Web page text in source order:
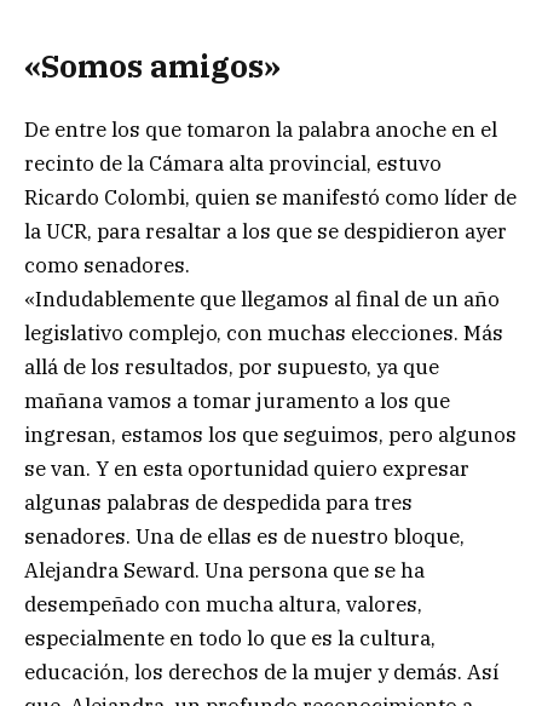
«Somos amigos»
De entre los que tomaron la palabra anoche en el
recinto de la Cámara alta provincial, estuvo
Ricardo Colombi, quien se manifestó como líder de
la UCR, para resaltar a los que se despidieron ayer
como senadores.
«Indudablemente que llegamos al final de un año
legislativo complejo, con muchas elecciones. Más
allá de los resultados, por supuesto, ya que
mañana vamos a tomar juramento a los que
ingresan, estamos los que seguimos, pero algunos
se van. Y en esta oportunidad quiero expresar
algunas palabras de despedida para tres
senadores. Una de ellas es de nuestro bloque,
Alejandra Seward. Una persona que se ha
desempeñado con mucha altura, valores,
especialmente en todo lo que es la cultura,
educación, los derechos de la mujer y demás. Así